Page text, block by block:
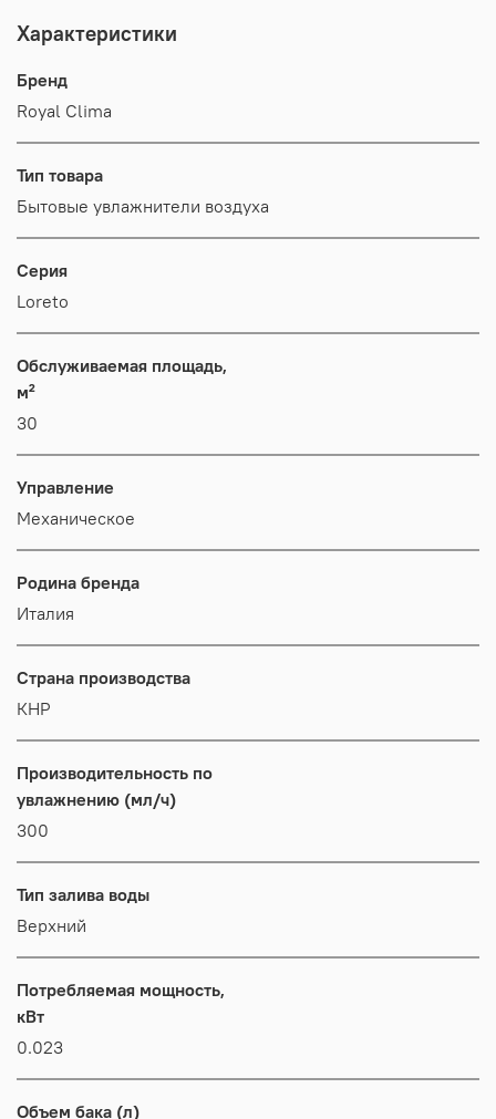
Характеристики
Бренд
Royal Clima
Тип товара
Бытовые увлажнители воздуха
Серия
Loreto
Обслуживаемая площадь,
м²
30
Управление
Механическое
Родина бренда
Италия
Страна производства
КНР
Производительность по
увлажнению (мл/ч)
300
Тип залива воды
Верхний
Потребляемая мощность,
кВт
0.023
Объем бака (л)